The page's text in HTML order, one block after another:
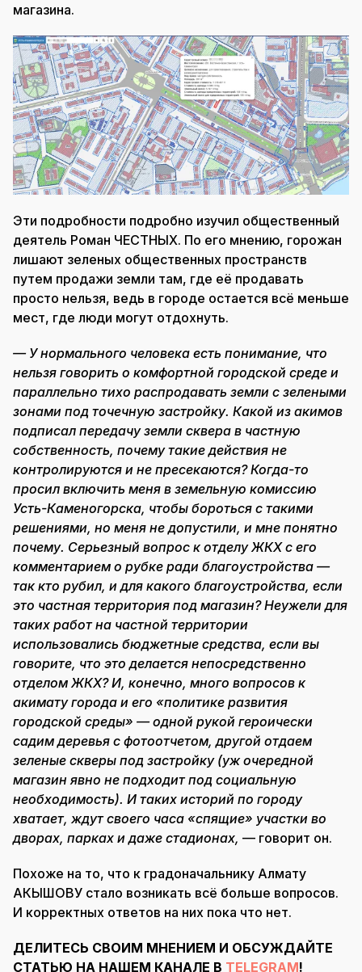
магазина.
Эти подробности подробно изучил общественный
деятель Роман ЧЕСТНЫХ. По его мнению, горожан
лишают зеленых общественных пространств
путем продажи земли там, где её продавать
просто нельзя, ведь в городе остается всё меньше
мест, где люди могут отдохнуть.
— У нормального человека есть понимание, что
нельзя говорить о комфортной городской среде и
параллельно тихо распродавать земли c зелеными
зонами под точечную застройку. Какой из акимов
подписал передачу земли сквера в частную
собственность, почему такие действия не
контролируются и не пресекаются? Когда-то
просил включить меня в земельную комиссию
Усть-Каменогорска, чтобы бороться с такими
решениями, но меня не допустили, и мне понятно
почему. Серьезный вопрос к отделу ЖКХ с его
комментарием о рубке ради благоустройства —
так кто рубил, и для какого благоустройства, если
это частная территория под магазин? Неужели для
таких работ на частной территории
использовались бюджетные средства, если вы
говорите, что это делается непосредственно
отделом ЖКХ? И, конечно, много вопросов к
акимату города и его «политике развития
городской среды» — одной рукой героически
садим деревья с фотоотчетом, другой отдаем
зеленые скверы под застройку (уж очередной
магазин явно не подходит под социальную
необходимость). И таких историй по городу
хватает, ждут своего часа «спящие» участки во
дворах, парках и даже стадионах, — говорит он.
Похоже на то, что к градоначальнику Алмату
АКЫШОВУ стало возникать всё больше вопросов.
И корректных ответов на них пока что нет.
ДЕЛИТЕСЬ СВОИМ МНЕНИЕМ И ОБСУЖДАЙТЕ
СТАТЬЮ НА НАШЕМ КАНАЛЕ В TELEGRAM!